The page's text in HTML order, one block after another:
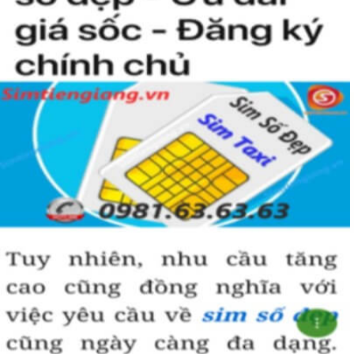
Simtiengiang.vn.
Sim Tiền Giang là đơn vị cung cấp sim số đẹp lục quý 9, sim giá rẻ
uy tín chất lượng.
Chọn mua sim số đẹp thường mất nhiều thời gian ở khoản lựa số,
một số phải vừa đẹp, vừa tốt về phong thủy thì mới là sim hoàn
hảo. Vậy phải làm sao?
- Cách nhanh nhất để chọn mua được sim lục quý 9 là bạn vào
trang chủ của Sim Tiền Giang, chọn mục “Sim giảm giá “ ở ngay
đầu trang chủ. Đây là danh sách sim được đại lý giảm giá vì một số
lý do nên bạn có thể chọn mua được số đẹp lại có giá cực rẻ nữa.
Ngoài ra quý khách chưa ưng ý về sim luc quy 9 có cũng thể tham
khảo thêm Sim Vinaphone,Sim Gmobile, Sim Lục Quý,Sim Năm
Sinh..